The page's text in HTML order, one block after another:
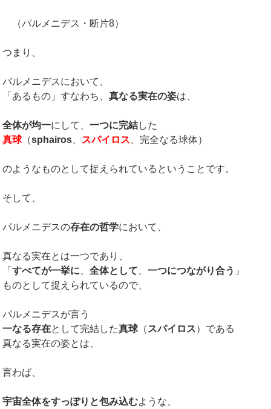
（パルメニデス・断片8）
つまり、
パルメニデスにおいて、
「あるもの」すなわち、真なる実在の姿は、
全体が均一にして、一つに完結した
真球（sphairos スパイロス 、完全なる球体）
のようなものとして捉えられているということです。
そして、
パルメニデスの存在の哲学において、
真なる実在とは一つであり、
「すべてが一挙に 、全体として 、一つにつながり合う 」
ものとして捉えられているので、
パルメニデスが言う
一なる存在として完結した真球（ スパイロス）である
真なる実在の姿とは、
言わば、
宇宙全体をすっぽりと包み込むような、